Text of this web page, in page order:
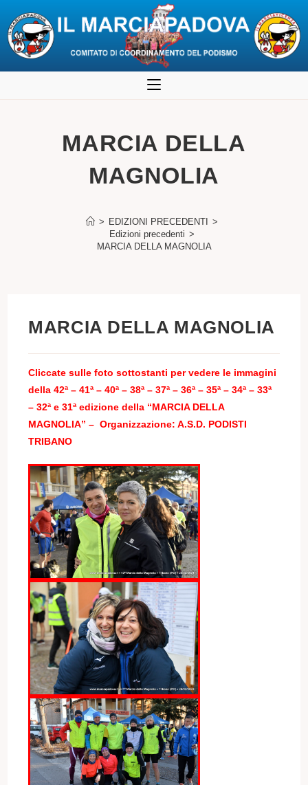
al
MARCIA DELLA
MAGNOLIA
> EDIZIONI PRECEDENTI
>
Edizioni precedenti >
MARCIA DELLA MAGNOLIA
MARCIA DELLA MAGNOLIA
Cliccate sulle foto sottostanti per vedere le immagini
della42ª –41ª – 40ª – 38ª – 37ª – 36ª – 35ª – 34ª – 33ª
– 32ª e 31ª edizione della “MARCIA DELLA
MAGNOLIA” – Organizzazione: A.S.D. PODISTI
TRIBANO